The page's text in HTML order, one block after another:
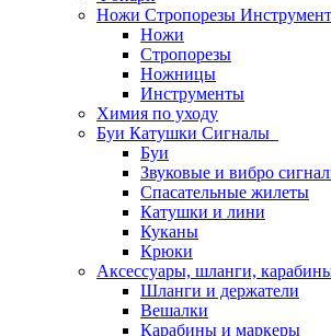
Ножи Стропорезы
Ножи
Стропорезы
Ножницы
Инструменты
Химия по уходу
Буи Катушки Сигналы
Буи
Звуковые и вибро
Спасательные жилеты
Катушки и лини
Куканы
Крюки
Аксессуары, шланги,
Шланги и держатели
Вешалки
Карабины и маркеры